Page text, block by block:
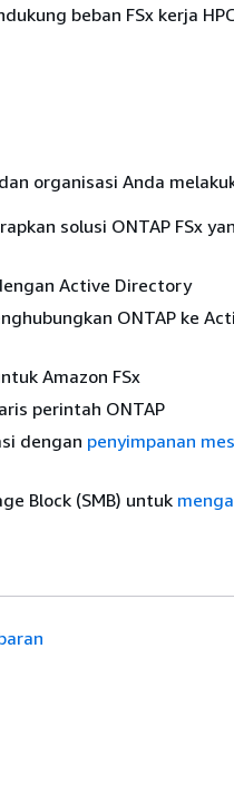
beban FSx kerja
organisasi Anda
solusi ONTAP FSx
Active Directory
ONTAP ke
Amazon FSx
perintah ONTAP
dengan penyimpanan
Block (SMB) untuk